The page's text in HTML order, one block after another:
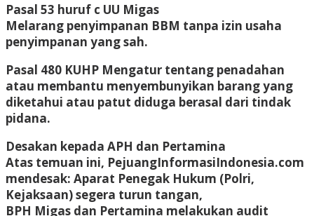
Pasal 53 huruf c UU Migas
Melarang penyimpanan BBM tanpa izin usaha
penyimpanan yang sah.
Pasal 480 KUHP Mengatur tentang penadahan
atau membantu menyembunyikan barang yang
diketahui atau patut diduga berasal dari tindak
pidana.
Desakan kepada APH dan Pertamina
Atas temuan ini, PejuangInformasiIndonesia.com
mendesak: Aparat Penegak Hukum (Polri,
Kejaksaan) segera turun tangan,
BPH Migas dan Pertamina melakukan audit